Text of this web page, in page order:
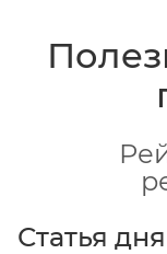
Статья дня